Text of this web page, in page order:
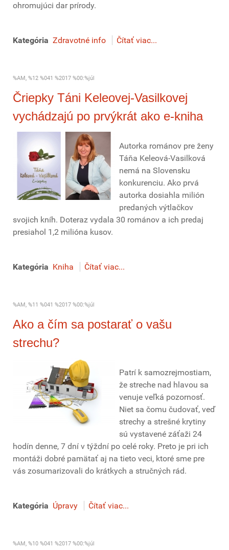
ohromujúci dar prírody.
Kategória Zdravotné info Čítať viac...
%AM, %12 %041 %2017 %00:%júl
Čriepky Táni Keleovej-Vasilkovej
vychádzajú po prvýkrát ako e-kniha
Autorka románov pre ženy
Táňa Keleová-Vasilková
nemá na Slovensku
konkurenciu. Ako prvá
autorka dosiahla milión
predaných výtlačkov
svojich kníh. Doteraz vydala 30 románov a ich predaj
presiahol 1,2 milióna kusov.
Kategória Kniha Čítať viac...
%AM, %11 %041 %2017 %00:%júl
Ako a čím sa postarať o vašu
strechu?
Patrí k samozrejmostiam,
že streche nad hlavou sa
venuje veľká pozornosť.
Niet sa čomu čudovať, veď
strechy a strešné krytiny
sú vystavené záťaži 24
hodín denne, 7 dní v týždní po celé roky. Preto je pri ich
montáži dobré pamätať aj na tieto veci, ktoré sme pre
vás zosumarizovali do krátkych a stručných rád.
Kategória Úpravy Čítať viac...
%AM, %10 %041 %2017 %00:%júl